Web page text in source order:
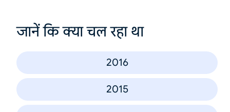
जानें कि क्या चल रहा था
2016
2015